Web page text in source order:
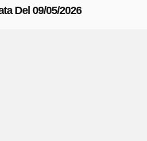
Del 09/05/2026